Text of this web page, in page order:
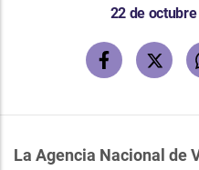
22 de
La Agencia Nacional de